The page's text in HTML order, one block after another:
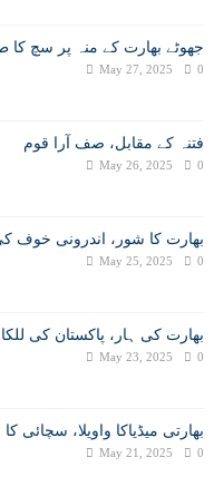
جھوٹے بھارت کے منہ پر سچ کا
May 27, 2025 0
فتنہ کے مقابل، صف آرا قوم
May 26, 2025 0
بھارت کا شور، اندرونی خوف
May 25, 2025 0
بھارت کی ہار، پاکستان کی
May 23, 2025 0
بھارتی میڈیاکا واویلا، سچائی
May 21, 2025 0